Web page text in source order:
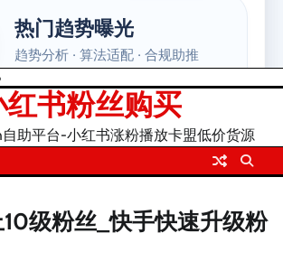
红书粉丝购买
助平台-小红书涨粉播放卡盟低价货源
级粉丝_快手快速升级粉